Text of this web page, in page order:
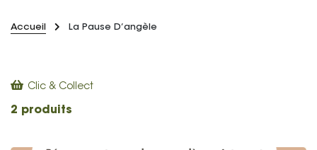
Accueil La Pause D’angèle
Clic & Collect
2 produits